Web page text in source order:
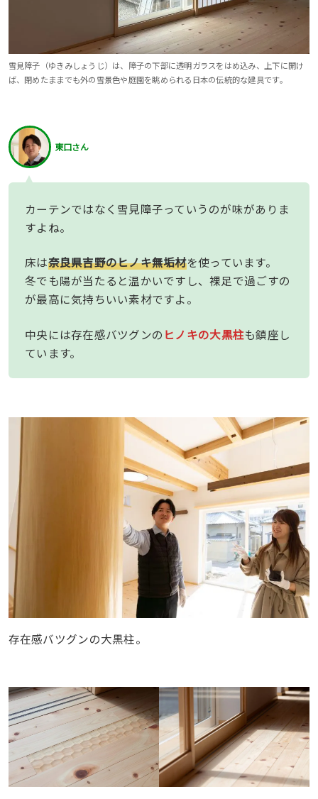
雪見障子（ゆきみしょうじ）は、障子の下部に透明ガラスをはめ込み、上下に開け
ば、閉めたままでも外の雪景色や庭園を眺められる日本の伝統的な建具です。
東口さん
カーテンではなく雪見障子っていうのが味がありま
すよね。
床は奈良県吉野のヒノキ無垢材を使っています。
冬でも陽が当たると温かいですし、裸足で過ごすの
が最高に気持ちいい素材ですよ。
中央には存在感バツグンの ヒノキの大黒柱も鎮座し
ています。
存在感バツグンの大黒柱。